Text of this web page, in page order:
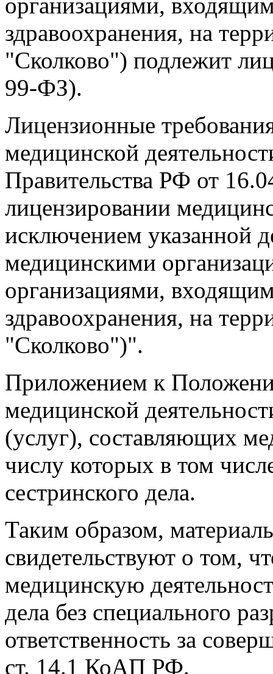
организациями,
здравоохранения, на
"Сколково") подлежит
99-ФЗ).
Лицензионные
медицинской
Правительства РФ от
лицензировании
исключением указанной
медицинскими
организациями,
здравоохранения, на
"Сколково")".
Приложением к
медицинской
(услуг), составляющих
числу которых в том
сестринского дела.
Таким образом,
свидетельствуют о том,
медицинскую
дела без специального
ответственность за
ст. 14.1 КоАП РФ.